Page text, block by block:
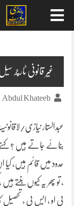
غیر قانونی
Abdul Khateeb
عبدالستار نیازی/
بنائے جاتے ہیں ؟ کہتے
حدود میں قائم ہیں،
، تو پھر یہ کیوں بنتے
پی او ، ایس پی ،